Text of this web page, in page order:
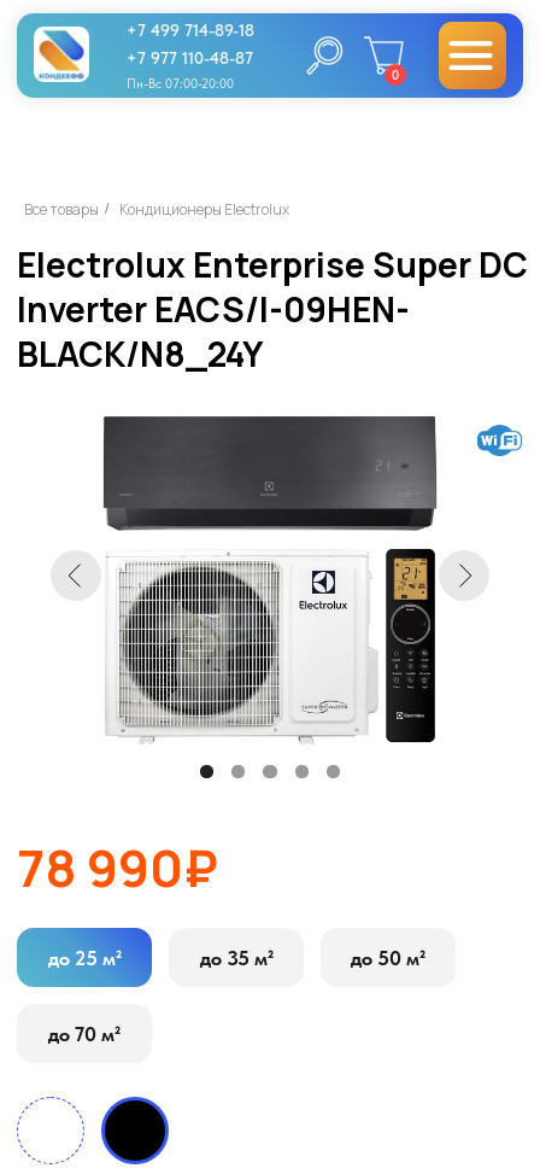
+7 499 714-89-18
+7 977 110-48-87
Пн-Вс 07:00-20:00
Все товары / Кондиционеры Electrolux
Inverter EACS/I-09HEN-
BLACK/N8_24Y
Описание Характеристики
до 35 м² до 50 м²
В корзину
78 990₽